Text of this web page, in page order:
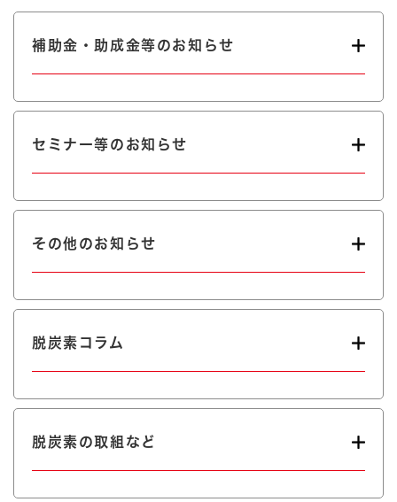
補助金・助成金等のお知らせ
セミナー等のお知らせ
その他のお知らせ
脱炭素コラム
脱炭素の取組など